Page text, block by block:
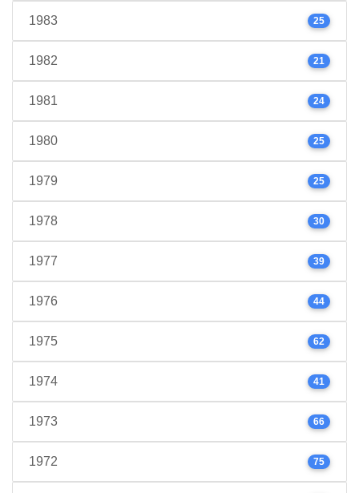
1983 25
1982 21
1981 24
1980 25
1979 25
1978 30
1977 39
1976 44
1975 62
1974 41
1973 66
1972 75